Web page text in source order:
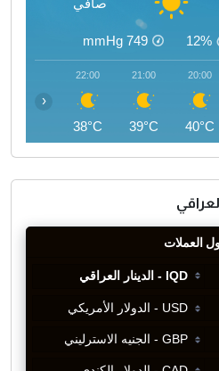
صافي
12%
749
mmHg
20:00
40°C
21:00
39°C
22:00
38°C
‹